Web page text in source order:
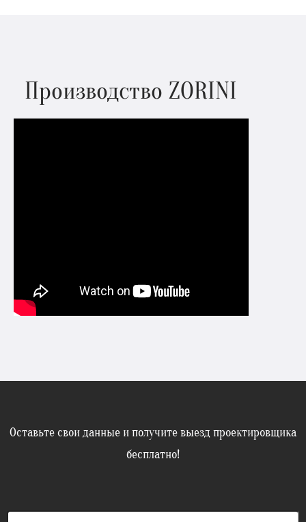
Производство ZORINI
Оставьте свои данные и получите выезд проектировщика
бесплатно!